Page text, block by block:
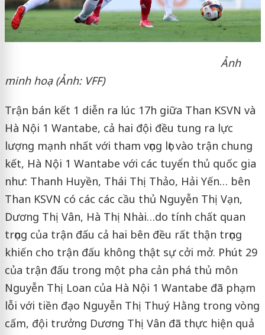
Ảnh
minh hoạ (Ảnh: VFF)
Trận bán kết 1 diễn ra lúc 17h giữa Than KSVN và
Hà Nội 1 Wantabe, cả hai đội đều tung ra lực
lượng mạnh nhất với tham vọng lọt vào trận chung
kết, Hà Nội 1 Wantabe với các tuyển thủ quốc gia
như: Thanh Huyền, Thái Thị Thảo, Hải Yến… bên
Than KSVN có các các cầu thủ Nguyễn Thị Vạn,
Dương Thị Vân, Hà Thị Nhài…do tính chất quan
trọng của trận đấu cả hai bên đều rất thận trọng
khiến cho trận đấu không thật sự cởi mở. Phút 29
của trận đấu trong một pha cản phá thủ môn
Nguyễn Thị Loan của Hà Nội 1 Wantabe đã phạm
lỗi với tiền đạo Nguyễn Thị Thuý Hằng trong vòng
cấm, đội trưởng Dương Thị Vân đã thực hiện quả